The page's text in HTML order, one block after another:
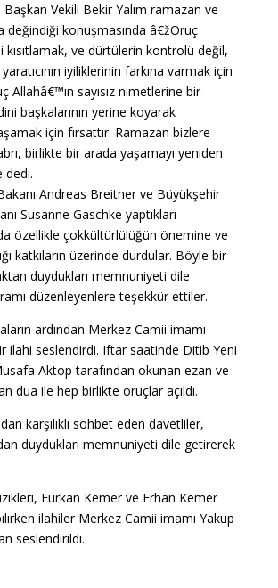
Vekili Bekir Yalım ramazan ve
değindiği konuşmasında â€žOruç
kısıtlamak, ve dürtülerin kontrolü değil,
iyiliklerinin farkına varmak için
Allahâ€™ın sayısız nimetlerine bir
başkalarının yerine koyarak
için fırsattır. Ramazan bizlere
birlikte bir arada yaşamayı yeniden
Andreas Breitner ve Büyükşehir
Susanne Gaschke yaptıkları
özellikle çokkültürlülüğün önemine ve
katkıların üzerinde durdular. Böyle bir
duydukları memnuniyeti dile
düzenleyenlere teşekkür ettiler.
ardından Merkez Camii imamı
ilahi seslendirdi. Iftar saatinde Ditib Yeni
Aktop tarafından okunan ezan ve
dua ile hep birlikte oruçlar açıldı.
karşılıklı sohbet eden davetliler,
duydukları memnuniyeti dile getirerek
Furkan Kemer ve Erhan Kemer
ilahiler Merkez Camii imamı Yakup
seslendirildi.